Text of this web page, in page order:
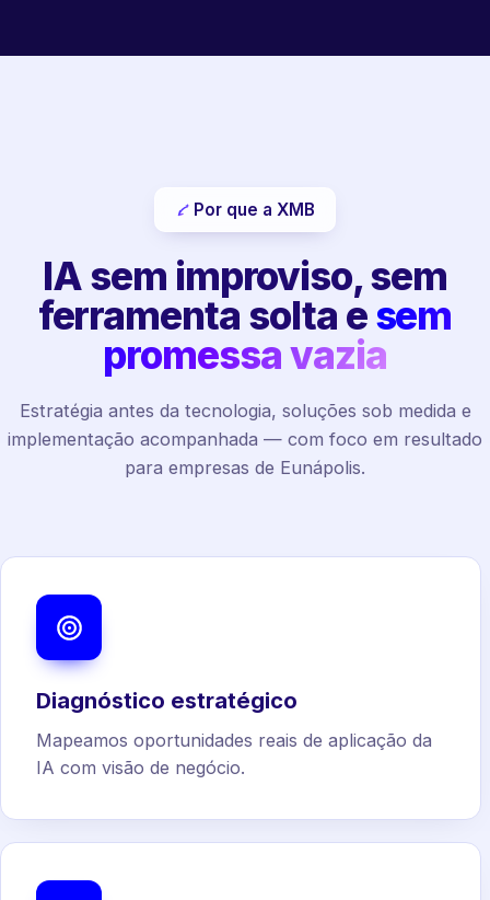
Por que a XMB
IA sem improviso, sem
ferramenta solta esem
promessa vazia
Estratégia antes da tecnologia, soluções sob medida e
implementação acompanhada — com foco em resultado
para empresas de Eunápolis.
Diagnóstico estratégico
Mapeamos oportunidades reais de aplicação da
IA com visão de negócio.